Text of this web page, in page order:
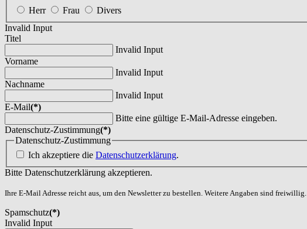
Herr
Frau
Divers
Invalid Input
Titel
Invalid Input
Vorname
Invalid Input
Nachname
Invalid Input
E-Mail(*)
Bitte eine gültige E-Mail-Adresse eingeben.
Datenschutz-Zustimmung(*)
Datenschutz-Zustimmung
Ich akzeptiere die Datenschutzerklärung.
Bitte Datenschutzerklärung akzeptieren.
Ihre E-Mail Adresse reicht aus, um den Newsletter zu bestellen. Weitere Angaben sind freiwillig.
Spamschutz(*)
Invalid Input